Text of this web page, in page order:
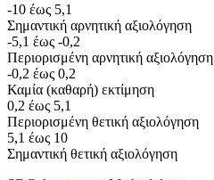
-10 έως 5,1
Σημαντική αρνητική αξιολόγηση
-5,1 έως -0,2
Περιορισμένη αρνητική αξιολόγηση
-0,2 έως 0,2
Καμία (καθαρή) εκτίμηση
0,2 έως 5,1
Περιορισμένη θετική αξιολόγηση
5,1 έως 10
Σημαντική θετική αξιολόγηση